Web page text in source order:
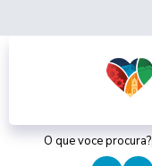
O que voce procura?